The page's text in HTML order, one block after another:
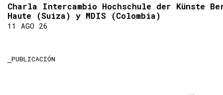
Charla Intercambio Hochschule der Künste
Haute (Suiza) y MDIS (Colombia)
11 AGO 26
PUBLICACIÓN